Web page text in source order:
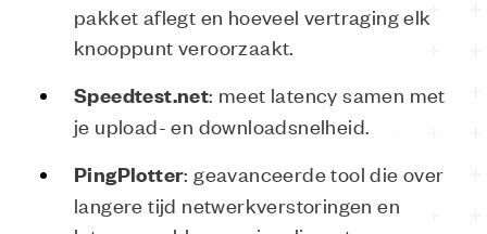
pakket aflegt en hoeveel vertraging elk
knooppunt veroorzaakt.
Speedtest.net: meet latency samen met
je upload- en downloadsnelheid.
PingPlotter: geavanceerde tool die over
langere tijd netwerkverstoringen en